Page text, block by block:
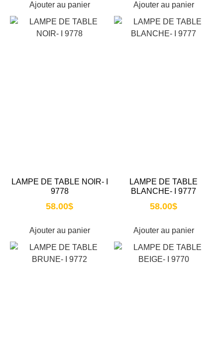
Ajouter au panier Ajouter au panier
LAMPE DE TABLE NOIR- I
9778
58.00$
Ajouter au panier
LAMPE DE TABLE
BLANCHE- I 9777
58.00$
Ajouter au panier